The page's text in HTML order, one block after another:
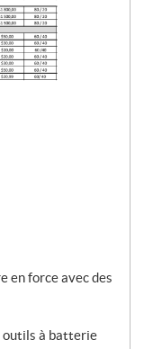
en force avec des
outils à batterie